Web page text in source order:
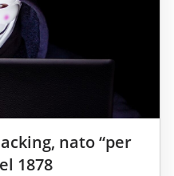
nato “per
1878